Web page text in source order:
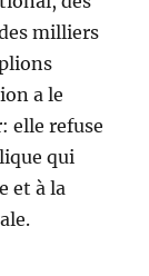
milliers
a le
elle refuse
qui
et à la